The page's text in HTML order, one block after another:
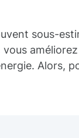
sous-
Alors,